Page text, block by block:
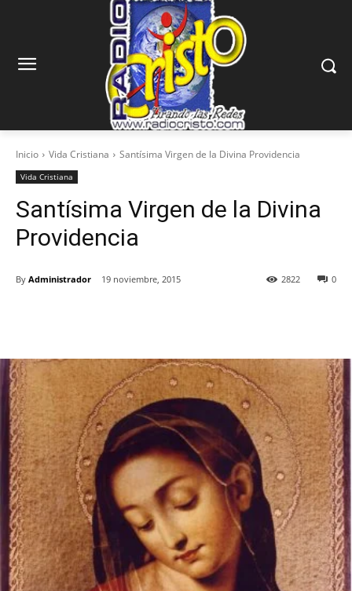
Inicio Vida Cristiana Santísima Virgen de la Divina Providencia
Vida Cristiana
Santísima Virgen de la Divina
Providencia
By Administrador 19 noviembre, 2015 0
2822